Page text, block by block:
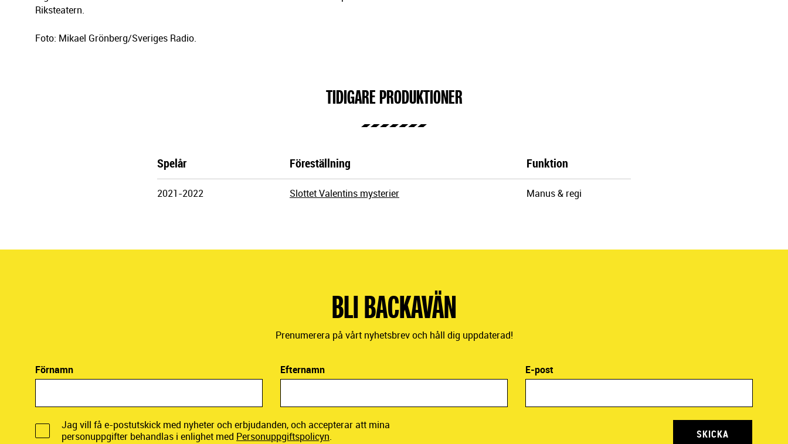
Riksteatern.
Foto: Mikael Grönberg/Sveriges Radio.
TIDIGARE PRODUKTIONER
Göteborgs
Spelår Föreställning Funktion
2021-2022 Slottet Valentins mysterier Manus & regi
BLI BACKAVÄN
Prenumerera på vårt nyhetsbrev och håll dig uppdaterad!
Förnamn Efternamn E-post
Jag vill få e-postutskick med nyheter och erbjudanden, och accepterar att mina
personuppgifter behandlas i enlighet med Personuppgiftspolicyn. SKICKA